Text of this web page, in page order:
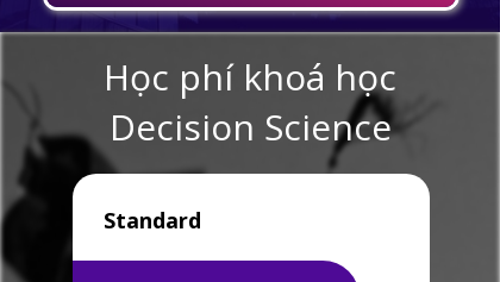
Học phí khoá học
Decision Science
Standard